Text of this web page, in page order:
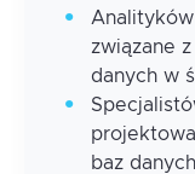
związane
danych w
baz